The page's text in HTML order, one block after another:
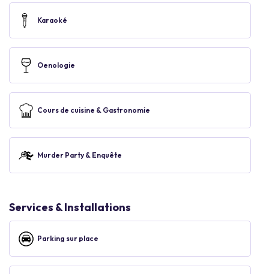
Karaoké
Oenologie
Cours de cuisine & Gastronomie
Murder Party & Enquête
Services & Installations
Parking sur place